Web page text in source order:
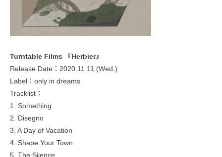
Turntable Films 『Herbier』
Release Date：2020.11.11 (Wed.)
Label：only in dreams
Tracklist：
1. Something
2. Disegno
3. A Day of Vacation
4. Shape Your Town
5. The Silence